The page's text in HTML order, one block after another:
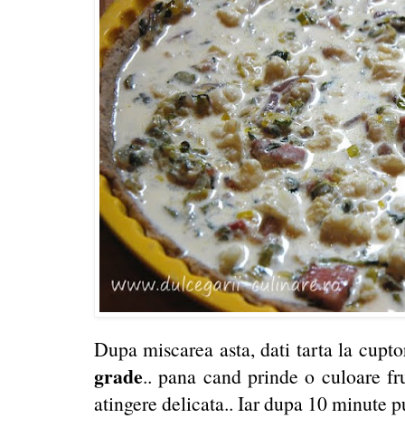
Dupa miscarea asta, dati tarta la
grade.. pana cand prinde o culoare
atingere delicata.. Iar dupa 10 minute